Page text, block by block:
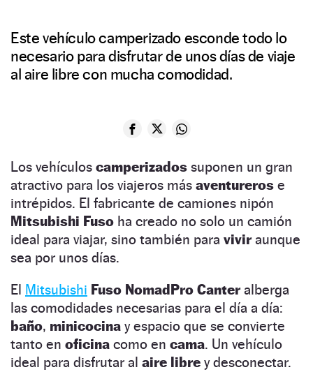
Este vehículo camperizado esconde todo lo
necesario para disfrutar de unos días de viaje
al aire libre con mucha comodidad.
Los vehículos camperizados suponen un gran
atractivo para los viajeros más aventureros e
intrépidos. El fabricante de camiones nipón
Mitsubishi Fuso ha creado no solo un camión
ideal para viajar, sino también para viviraunque
sea por unos días.
El Mitsubishi Fuso NomadPro Canteralberga
las comodidades necesarias para el día a día:
baño, minicocina y espacio que se convierte
tanto en oficina como en cama. Un vehículo
ideal para disfrutar al aire libre y desconectar.